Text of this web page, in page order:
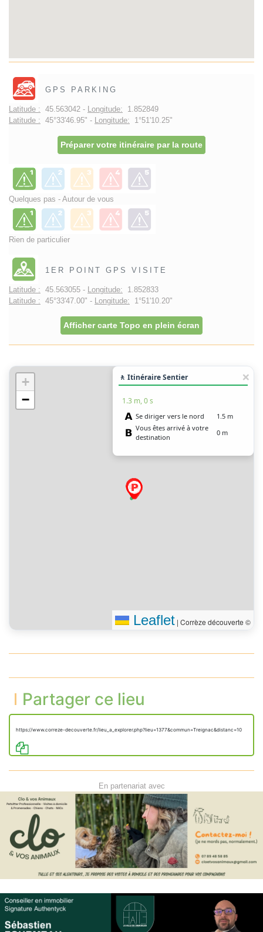
GPS PARKING
Latitude : 45.563042 - Longitude: 1.852849
Latitude : 45°33'46.95" - Longitude: 1°51'10.25"
Préparer votre itinéraire par la route
Quelques pas - Autour de vous
Rien de particulier
1ER POINT GPS VISITE
Latitude : 45.563055 - Longitude: 1.852833
Latitude : 45°33'47.00" - Longitude: 1°51'10.20"
Afficher carte Topo en plein écran
+
−
🚶 Itinéraire Sentier
1.3 m, 0 s
Se diriger vers le nord
1.5 m
Vous êtes arrivé à votre
destination
0 m
Leaflet | Corrèze découverte ©
Partager ce lieu
https://www.correze-decouverte.fr/lieu_a_explorer.php?lieu=1377&commun=Treignac&distanc=10
En partenariat avec